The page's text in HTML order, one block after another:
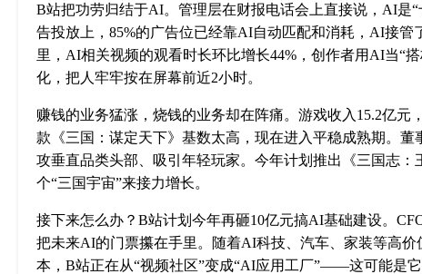
B站把功劳归结于AI。管理层在财报电话会上直接说，AI是
告投放上，85%的广告位已经靠AI自动匹配和消耗，AI接
里，AI相关视频的观看时长环比增长44%，创作者用AI当“
化，把人牢牢按在屏幕前近2小时。
赚钱的业务猛涨，烧钱的业务却在阵痛。游戏收入15.2亿元
款《三国：谋定天下》基数太高，现在进入平稳成熟期。
攻垂直品类头部、吸引年轻玩家。今年计划推出《三国志
个“三国宇宙”来接力增长。
接下来怎么办？B站计划今年再砸10亿元搞AI基础建设。
把未来AI的门票攥在手里。随着AI科技、汽车、家装等高
本，B站正在从“视频社区”变成“AI应用工厂”——这可能是它